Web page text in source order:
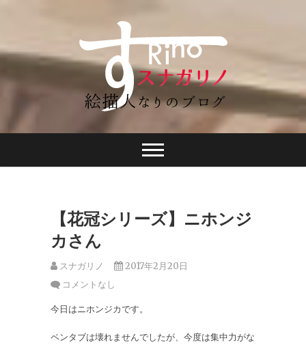
【花冠シリーズ】ニホンジ
カさん
スナガリノ
2017年2月20日
コメントなし
今日はニホンジカです。
ペンタブは壊れませんでしたが、今度は集中力がな